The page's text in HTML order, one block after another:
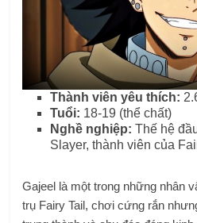
Thành viên yêu thích:
Tuổi: 18-19 (thể chất)
Nghề nghiệp:Thế hệ
Slayer, thành viên của
Gajeel là một trong những nhân
trụ Fairy Tail, chơi cứng rắn